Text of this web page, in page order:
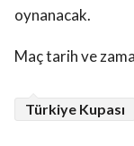
oynanacak.
Maç tarih ve
Türkiye Kupası